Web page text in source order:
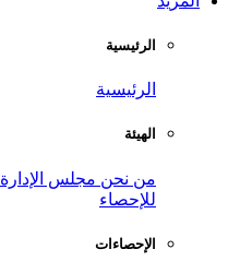
الرئيسية
الرئيسية
الهيئة
من نحن مجلس الإدارة
للإحصاء
الإحصاءات